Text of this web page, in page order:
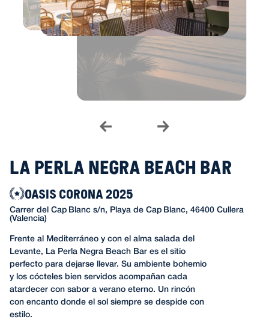
La Perla Negra Beach Bar
OASIS CORONA 2025
Carrer del Cap Blanc s/n, Playa de Cap Blanc, 46400 Cullera
(Valencia)
Frente al Mediterráneo y con el alma salada del
Levante, La Perla Negra Beach Bar es el sitio
perfecto para dejarse llevar. Su ambiente bohemio
y los cócteles bien servidos acompañan cada
atardecer con sabor a verano eterno. Un rincón
con encanto donde el sol siempre se despide con
estilo.